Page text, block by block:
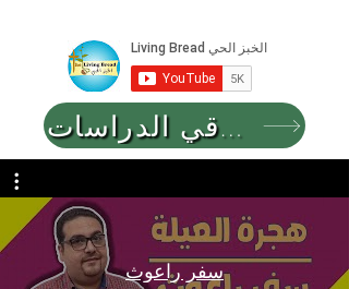
العودة لباقي الدراسات
سفر راعوث